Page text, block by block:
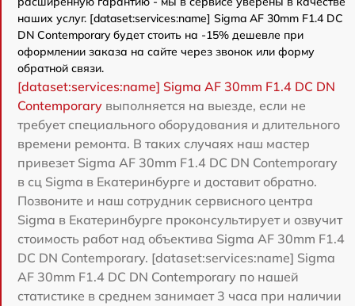
наших услуг. [dataset:services:name] Sigma AF 30mm F1.4 DC
DN Contemporary будет стоить на -15% дешевле при
оформлении заказа на сайте через звонок или форму
обратной связи.
[dataset:services:name] Sigma AF 30mm F1.4 DC DN
Contemporary выполняется на выезде, если не
требует специального оборудования и длительного
времени ремонта. В таких случаях наш мастер
привезет Sigma AF 30mm F1.4 DC DN Contemporary
в сц Sigma в Екатеринбурге и доставит обратно.
Позвоните и наш сотрудник сервисного центра
Sigma в Екатеринбурге проконсультирует и озвучит
стоимость работ над объектива Sigma AF 30mm F1.4
DC DN Contemporary. [dataset:services:name] Sigma
AF 30mm F1.4 DC DN Contemporary по нашей
статистике в среднем занимает 3 часа при наличии